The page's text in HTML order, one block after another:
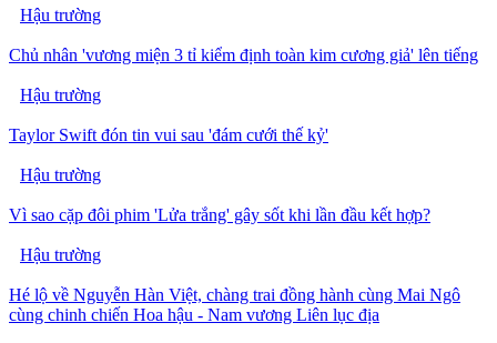
Hậu trường
Chủ nhân 'vương miện 3 tỉ kiểm định toàn kim cương giả' lên tiếng
Hậu trường
Taylor Swift đón tin vui sau 'đám cưới thế kỷ'
Hậu trường
Vì sao cặp đôi phim 'Lửa trắng' gây sốt khi lần đầu kết hợp?
Hậu trường
Hé lộ về Nguyễn Hàn Việt, chàng trai đồng hành cùng Mai Ngô
cùng chinh chiến Hoa hậu - Nam vương Liên lục địa